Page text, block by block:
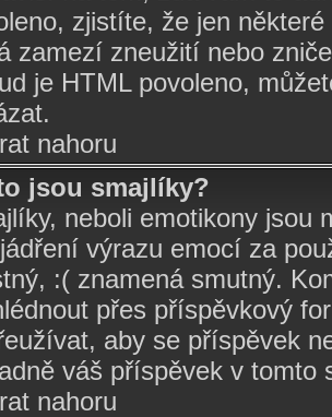
zjistíte, že jen
zamezí zneužití nebo
je HTML povoleno,
nahoru
jsou smajlíky?
neboli emotikony jsou
výrazu emocí za
:( znamená smutný.
přes příspěvkový
aby se příspěvek
váš příspěvek v tomto
nahoru